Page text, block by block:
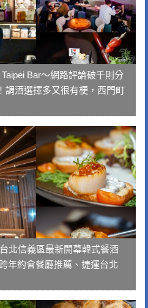
Bar～網路評論破千則分
調酒選擇多又很有梗，西門町
北信義區最新開幕韓式餐酒
年約會餐廳推薦、捷運台北